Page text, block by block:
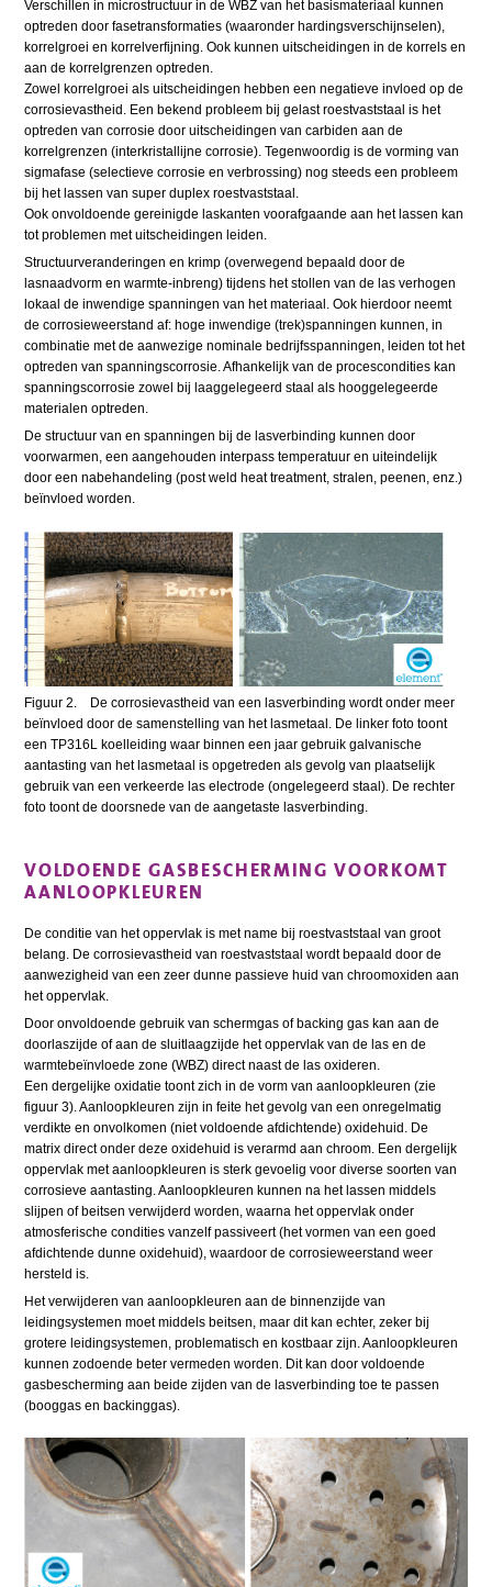
Verschillen in microstructuur in de WBZ van het basismateriaal kunnen
optreden door fasetransformaties (waaronder hardingsverschijnselen),
korrelgroei en korrelverfijning. Ook kunnen uitscheidingen in de korrels en
aan de korrelgrenzen optreden.
Zowel korrelgroei als uitscheidingen hebben een negatieve invloed op de
corrosievastheid. Een bekend probleem bij gelast roestvaststaal is het
optreden van corrosie door uitscheidingen van carbiden aan de
korrelgrenzen (interkristallijne corrosie). Tegenwoordig is de vorming van
sigmafase (selectieve corrosie en verbrossing) nog steeds een probleem
bij het lassen van super duplex roestvaststaal.
Ook onvoldoende gereinigde laskanten voorafgaande aan het lassen kan
tot problemen met uitscheidingen leiden.
Structuurveranderingen en krimp (overwegend bepaald door de
lasnaadvorm en warmte-inbreng) tijdens het stollen van de las verhogen
lokaal de inwendige spanningen van het materiaal. Ook hierdoor neemt
de corrosieweerstand af: hoge inwendige (trek)spanningen kunnen, in
combinatie met de aanwezige nominale bedrijfsspanningen, leiden tot het
optreden van spanningscorrosie. Afhankelijk van de procescondities kan
spanningscorrosie zowel bij laaggelegeerd staal als hooggelegeerde
materialen optreden.
De structuur van en spanningen bij de lasverbinding kunnen door
voorwarmen, een aangehouden interpass temperatuur en uiteindelijk
door een nabehandeling (post weld heat treatment, stralen, peenen, enz.)
beïnvloed worden.
Figuur 2. De corrosievastheid van een lasverbinding wordt onder meer
beïnvloed door de samenstelling van het lasmetaal. De linker foto toont
een TP316L koelleiding waar binnen een jaar gebruik galvanische
aantasting van het lasmetaal is opgetreden als gevolg van plaatselijk
gebruik van een verkeerde las electrode (ongelegeerd staal). De rechter
foto toont de doorsnede van de aangetaste lasverbinding.
VOLDOENDE GASBESCHERMING VOORKOMT
AANLOOPKLEUREN
De conditie van het oppervlak is met name bij roestvaststaal van groot
belang. De corrosievastheid van roestvaststaal wordt bepaald door de
aanwezigheid van een zeer dunne passieve huid van chroomoxiden aan
het oppervlak.
Door onvoldoende gebruik van schermgas of backing gas kan aan de
doorlaszijde of aan de sluitlaagzijde het oppervlak van de las en de
warmtebeïnvloede zone (WBZ) direct naast de las oxideren.
Een dergelijke oxidatie toont zich in de vorm van aanloopkleuren (zie
figuur 3). Aanloopkleuren zijn in feite het gevolg van een onregelmatig
verdikte en onvolkomen (niet voldoende afdichtende) oxidehuid. De
matrix direct onder deze oxidehuid is verarmd aan chroom. Een dergelijk
oppervlak met aanloopkleuren is sterk gevoelig voor diverse soorten van
corrosieve aantasting. Aanloopkleuren kunnen na het lassen middels
slijpen of beitsen verwijderd worden, waarna het oppervlak onder
atmosferische condities vanzelf passiveert (het vormen van een goed
afdichtende dunne oxidehuid), waardoor de corrosieweerstand weer
hersteld is.
Het verwijderen van aanloopkleuren aan de binnenzijde van
leidingsystemen moet middels beitsen, maar dit kan echter, zeker bij
grotere leidingsystemen, problematisch en kostbaar zijn. Aanloopkleuren
kunnen zodoende beter vermeden worden. Dit kan door voldoende
gasbescherming aan beide zijden van de lasverbinding toe te passen
(booggas en backinggas).